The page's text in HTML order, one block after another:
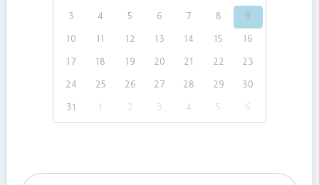
3 4 5 6 7 8 9
10 11 12 13 14 15 16
17 18 19 20 21 22 23
24 25 26 27 28 29 30
31 1 2 3 4 5 6